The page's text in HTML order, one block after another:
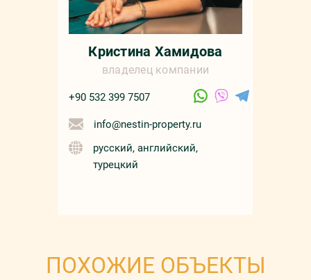
Кристина Хамидова
владелец компании
+90 532 399 7507
info@nestin-property.ru
русский, английский,
турецкий
ПОХОЖИЕ ОБЪЕКТЫ